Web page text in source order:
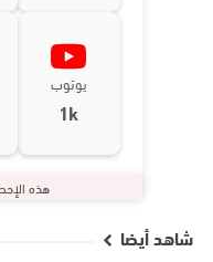
يوتوب
1k
هذه
شاهد أيضا